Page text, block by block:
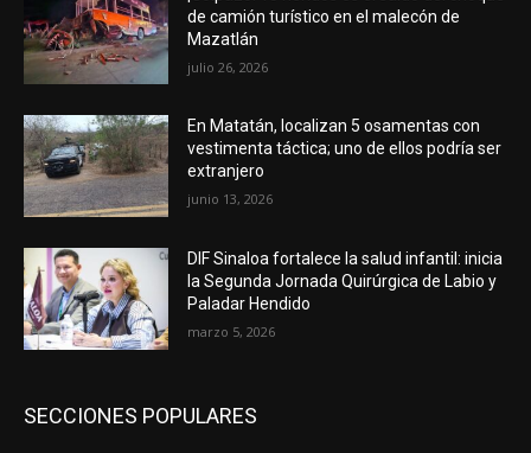
de camión turístico en el malecón de
Mazatlán
julio 26, 2026
En Matatán, localizan 5 osamentas con
vestimenta táctica; uno de ellos podría ser
extranjero
junio 13, 2026
DIF Sinaloa fortalece la salud infantil: inicia
la Segunda Jornada Quirúrgica de Labio y
Paladar Hendido
marzo 5, 2026
SECCIONES POPULARES